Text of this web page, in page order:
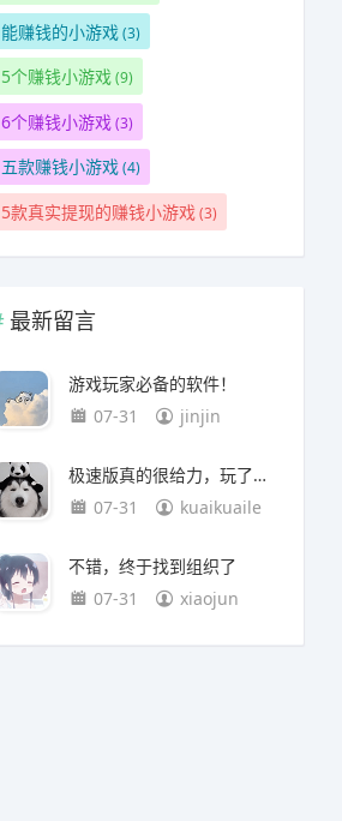
能赚钱的小游戏(3)
5个赚钱小游戏(9)
6个赚钱小游戏(3)
五款赚钱小游戏(4)
5款真实提现的赚钱小游戏(3)
最新留言
游戏玩家必备的软件！
07-31
jinjin
极速版真的很给力，玩了一天已经赚120元了！
07-31
kuaikuaile
不错，终于找到组织了
07-31
xiaojun